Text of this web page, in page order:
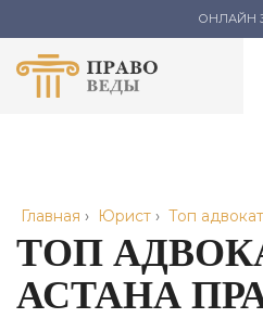
ОНЛАЙН
Главная › Юрист › Топ
ТОП
АСТАНА